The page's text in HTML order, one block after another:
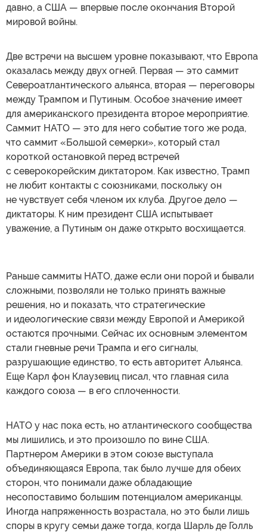
давно, а США — впервые после окончания Второй
мировой войны.
Две встречи на высшем уровне показывают, что Европа
оказалась между двух огней. Первая — это саммит
Североатлантического альянса, вторая — переговоры
между Трампом и Путиным. Особое значение имеет
для американского президента второе мероприятие.
Саммит НАТО — это для него событие того же рода,
что саммит «Большой семерки», который стал
короткой остановкой перед встречей
с северокорейским диктатором. Как известно, Трамп
не любит контакты с союзниками, поскольку он
не чувствует себя членом их клуба. Другое дело —
диктаторы. К ним президент США испытывает
уважение, а Путиным он даже открыто восхищается.
Раньше саммиты НАТО, даже если они порой и бывали
сложными, позволяли не только принять важные
решения, но и показать, что стратегические
и идеологические связи между Европой и Америкой
остаются прочными. Сейчас их основным элементом
стали гневные речи Трампа и его сигналы,
разрушающие единство, то есть авторитет Альянса.
Еще Карл фон Клаузевиц писал, что главная сила
каждого союза — в его сплоченности.
НАТО у нас пока есть, но атлантического сообщества
мы лишились, и это произошло по вине США.
Партнером Америки в этом союзе выступала
объединяющаяся Европа, так было лучше для обеих
сторон, что понимали даже обладающие
несопоставимо большим потенциалом американцы.
Иногда напряженность возрастала, но это были лишь
споры в кругу семьи даже тогда, когда Шарль де Голль